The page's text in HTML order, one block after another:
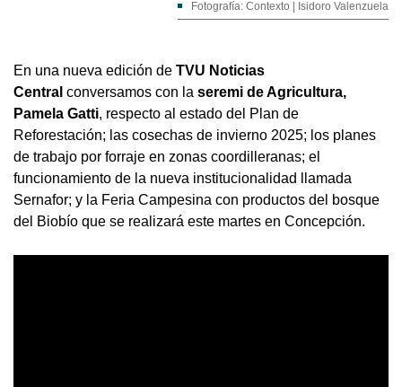
Fotografía: Contexto | Isidoro Valenzuela
En una nueva edición de TVU Noticias
Central conversamos con la seremi de Agricultura,
Pamela Gatti, respecto al estado del Plan de
Reforestación; las cosechas de invierno 2025; los planes
de trabajo por forraje en zonas coordilleranas; el
funcionamiento de la nueva institucionalidad llamada
Sernafor; y la Feria Campesina con productos del bosque
del Biobío que se realizará este martes en Concepción.